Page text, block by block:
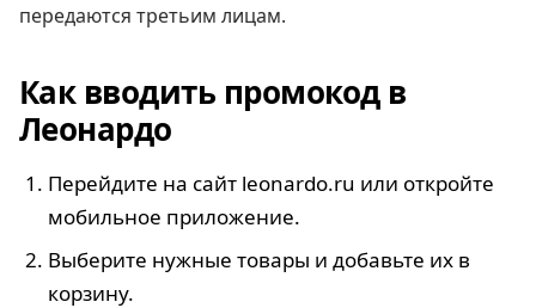
передаются третьим лицам.
Как вводить промокод в
Леонардо
Перейдите на сайт leonardo.ru или откройте
мобильное приложение.
Выберите нужные товары и добавьте их в
корзину.